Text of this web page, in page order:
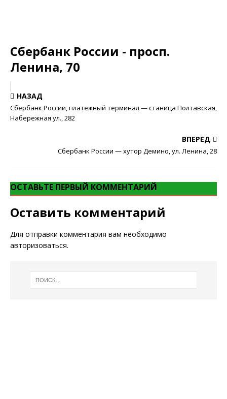
Сбербанк России - просп.
Ленина, 70
НАЗАД
Сбербанк России, платежный терминал — станица Полтавская,
Набережная ул., 282
ВПЕРЕД
Сбербанк России — хутор Демино, ул. Ленина, 28
ОСТАВЬТЕ ПЕРВЫЙ КОММЕНТАРИЙ
Оставить комментарий
Для отправки комментария вам необходимо
авторизоваться.